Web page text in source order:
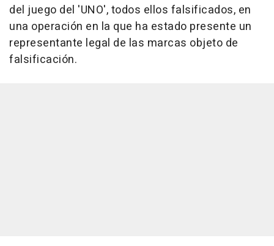
del juego del 'UNO', todos ellos falsificados, en
una operación en la que ha estado presente un
representante legal de las marcas objeto de
falsificación.